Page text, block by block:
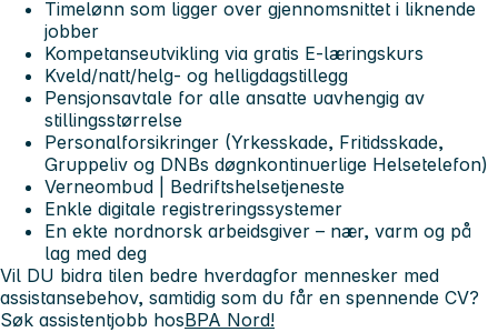
Timelønn som ligger over gjennomsnittet i liknende
jobber
Kompetanseutvikling via gratis E-læringskurs
Kveld/natt/helg- og helligdagstillegg
Pensjonsavtale for alle ansatte uavhengig av
stillingsstørrelse
Personalforsikringer (Yrkesskade, Fritidsskade,
Gruppeliv og DNBs døgnkontinuerlige Helsetelefon)
Verneombud | Bedriftshelsetjeneste
Enkle digitale registreringssystemer
En ekte nordnorsk arbeidsgiver – nær, varm og på
lag med deg
Vil DU bidra tilen bedre hverdagfor mennesker med
assistansebehov, samtidig som du får en spennende CV?
Søk assistentjobb hosBPA Nord!